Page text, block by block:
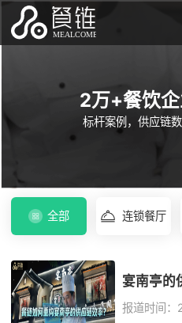
餐饮供应链
2万+餐饮
标杆案例，供应链
全部 连锁餐厅
报道时间